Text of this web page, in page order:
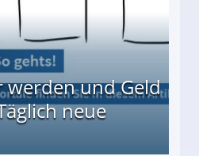
und Geld
neue